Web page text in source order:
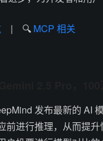
| 🔍 MCP 相关
发布最新的 AI
前进行推理，从而提